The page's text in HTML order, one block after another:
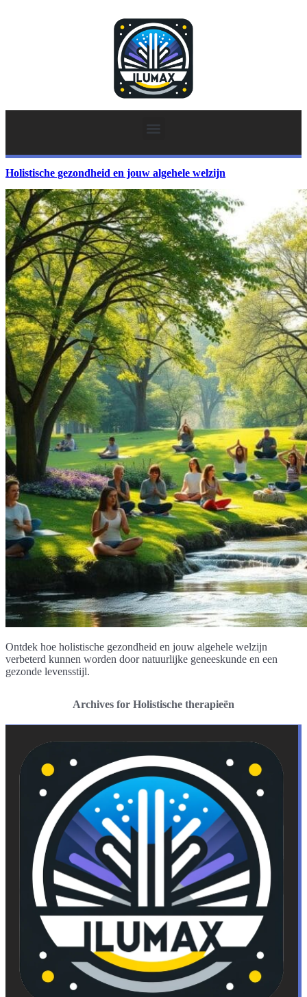
Holistische gezondheid en jouw algehele welzijn
Ontdek hoe holistische gezondheid en jouw algehele welzijn
verbeterd kunnen worden door natuurlijke geneeskunde en een
gezonde levensstijl.
Archives for Holistische therapieën